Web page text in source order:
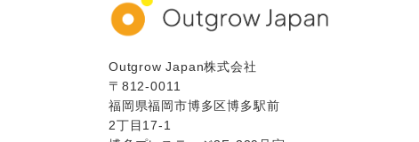
Outgrow Japan株式会社
〒812-0011
福岡県福岡市博多区博多駅前
2丁目17-1